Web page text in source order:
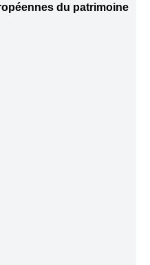
du patrimoine